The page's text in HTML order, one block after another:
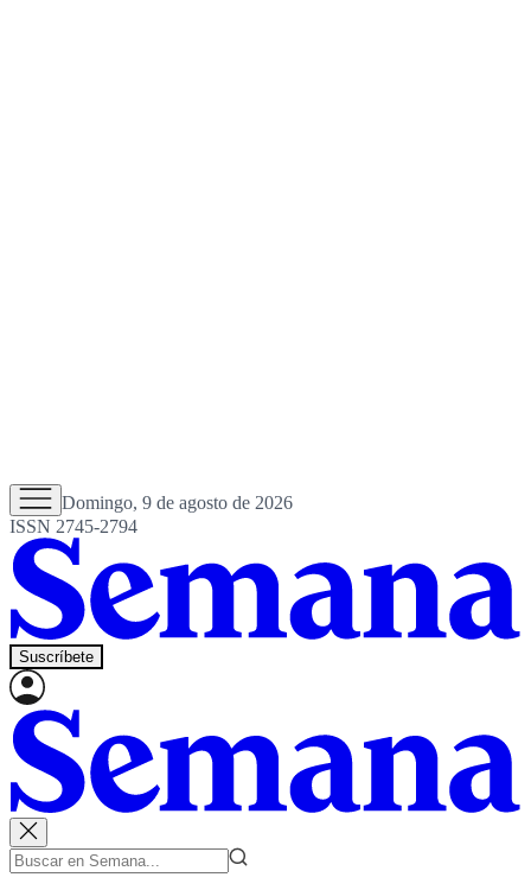
Domingo, 9 de agosto de 2026
ISSN 2745-2794
Suscríbete